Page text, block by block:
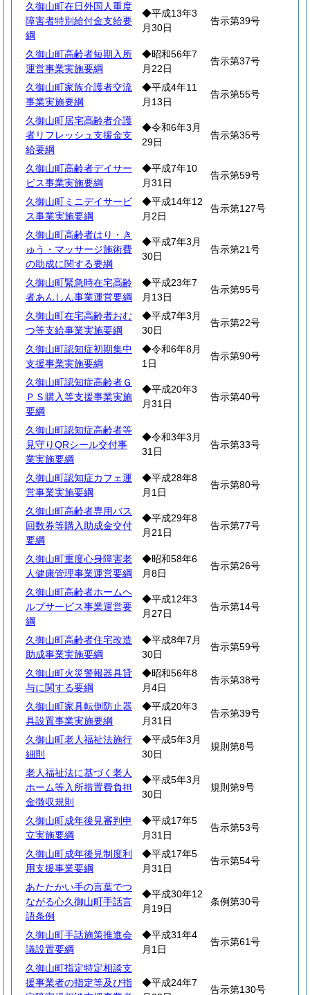
久御山町在日外国人重度
障害者特別給付金支給要
綱
◆平成13年3
月30日
告示第39号
久御山町高齢者短期入所
運営事業実施要綱
◆昭和56年7
月22日
告示第37号
久御山町家族介護者交流
事業実施要綱
◆平成4年11
月13日
告示第55号
久御山町居宅高齢者介護
者リフレッシュ支援金支
給要綱
◆令和6年3月
29日
告示第35号
久御山町高齢者デイサー
ビス事業実施要綱
◆平成7年10
月31日
告示第59号
久御山町ミニデイサービ
ス事業実施要綱
◆平成14年12
月2日
告示第127号
久御山町高齢者はり・き
ゅう・マッサージ施術費
の助成に関する要綱
◆平成7年3月
30日
告示第21号
久御山町緊急時在宅高齢
者あんしん事業運営要綱
◆平成23年7
月13日
告示第95号
久御山町在宅高齢者おむ
つ等支給事業実施要綱
◆平成7年3月
30日
告示第22号
久御山町認知症初期集中
支援事業実施要綱
◆令和6年8月
1日
告示第90号
久御山町認知症高齢者Ｇ
ＰＳ購入等支援事業実施
要綱
◆平成20年3
月31日
告示第40号
久御山町認知症高齢者等
見守りQRシール交付事
業実施要綱
◆令和3年3月
31日
告示第33号
久御山町認知症カフェ運
営事業実施要綱
◆平成28年8
月1日
告示第80号
久御山町高齢者専用バス
回数券等購入助成金交付
要綱
◆平成29年8
月21日
告示第77号
久御山町重度心身障害老
人健康管理事業運営要綱
◆昭和58年6
月8日
告示第26号
久御山町高齢者ホームヘ
ルプサービス事業運営要
綱
◆平成12年3
月27日
告示第14号
久御山町高齢者住宅改造
助成事業実施要綱
◆平成8年7月
30日
告示第59号
久御山町火災警報器具貸
与に関する要綱
◆昭和56年8
月4日
告示第38号
久御山町家具転倒防止器
具設置事業実施要綱
◆平成20年3
月31日
告示第39号
久御山町老人福祉法施行
細則
◆平成5年3月
30日
規則第8号
老人福祉法に基づく老人
ホーム等入所措置費負担
金徴収規則
◆平成5年3月
30日
規則第9号
久御山町成年後見審判申
立実施要綱
◆平成17年5
月31日
告示第53号
久御山町成年後見制度利
用支援事業要綱
◆平成17年5
月31日
告示第54号
あたたかい手の言葉でつ
ながる心久御山町手話言
語条例
◆平成30年12
月19日
条例第30号
久御山町手話施策推進会
議設置要綱
◆平成31年4
月1日
告示第61号
久御山町指定特定相談支
援事業者の指定等及び指
◆平成24年7
告示第130号